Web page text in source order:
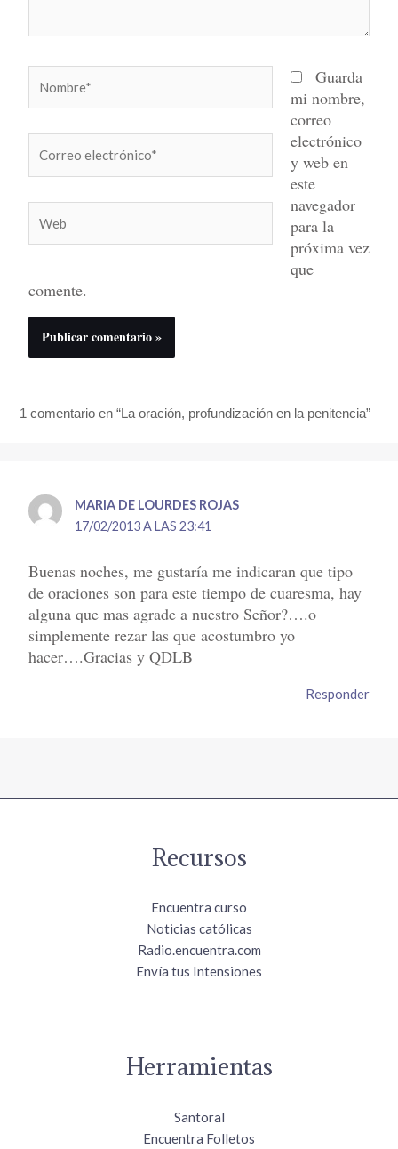
electrónico*
Guarda
mi nombre,
correo
electrónico
y web en
este
navegador
para la
próxima vez
que
comente.
1 comentario en “La oración, profundización en la penitencia”
MARIA DE LOURDES ROJAS
17/02/2013 A LAS 23:41
Buenas noches, me gustaría me indicaran que tipo
de oraciones son para este tiempo de cuaresma, hay
alguna que mas agrade a nuestro Señor?….o
simplemente rezar las que acostumbro yo
hacer….Gracias y QDLB
Responder
Recursos
Encuentra curso
Noticias católicas
Radio.encuentra.com
Envía tus Intensiones
Herramientas
Santoral
Encuentra Folletos